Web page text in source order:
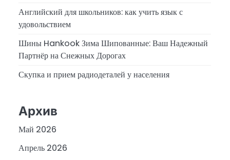
Английский для школьников: как учить язык с
удовольствием
Шины Hankook Зима Шипованные: Ваш Надежный
Партнёр на Снежных Дорогах
Скупка и прием радиодеталей у населения
Архив
Май 2026
Апрель 2026